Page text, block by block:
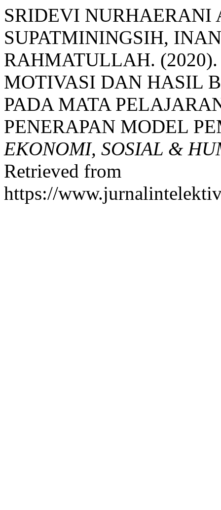
SRIDEVI NURHAERANI
SUPATMININGSIH,
RAHMATULLAH.
MOTIVASI DAN HASIL
PADA MATA
PENERAPAN MODEL
EKONOMI, SOSIAL &
Retrieved from
https://